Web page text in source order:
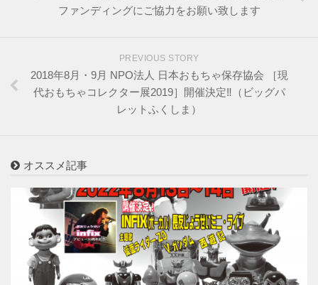
ファンディングにご協力をお願い致します
PREVIOUS STORY
2018年8月・9月 NPO法人 日本おもちゃ保存協会 ［現
代おもちゃコレクター展2019］開催決定‼️（ビッグパ
レットふくしま）
オススメ記事